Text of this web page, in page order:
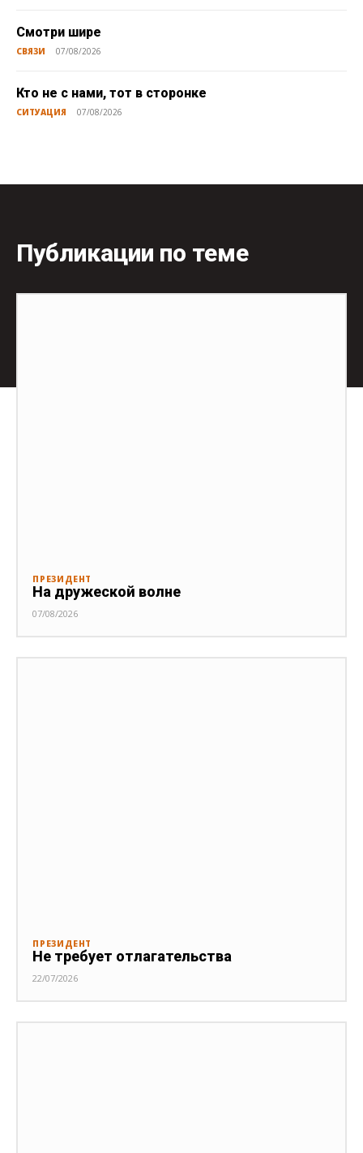
Смотри шире
СВЯЗИ 07/08/2026
Кто не с нами, тот в сторонке
СИТУАЦИЯ 07/08/2026
Публикации по теме
ПРЕЗИДЕНТ
На дружеской волне
07/08/2026
ПРЕЗИДЕНТ
Не требует отлагательства
22/07/2026